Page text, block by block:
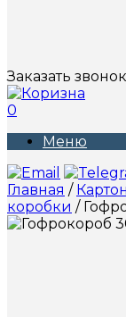
Заказать звонок
0
Меню
Главная /
коробки /